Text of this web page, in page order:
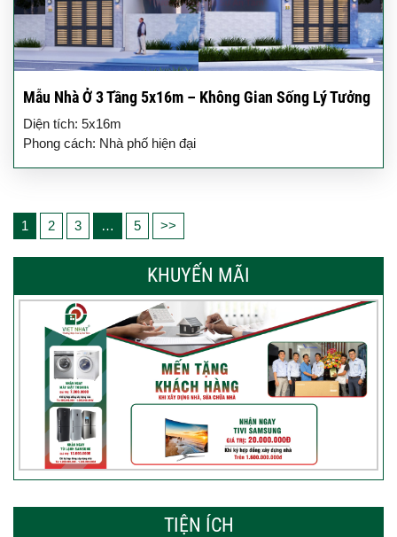
Mẫu Nhà Ở 3 Tầng 5x16m – Không Gian Sống Lý Tưởng
Diện tích: 5x16m
Phong cách: Nhà phố hiện đại
1 2 3 … 5 >>
KHUYẾN MÃI
TIỆN ÍCH